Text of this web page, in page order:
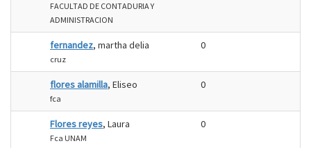
FACULTAD DE CONTADURIA Y
ADMINISTRACION
fernandez, martha delia
cruz
0
flores alamilla, Eliseo
fca
0
Flores reyes, Laura
Fca UNAM
0